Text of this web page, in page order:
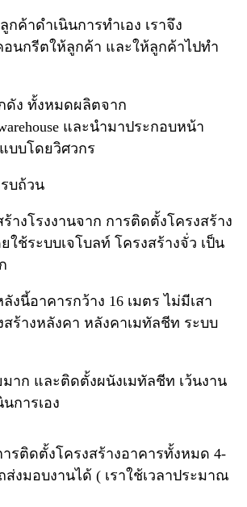
ค้าดำเนินการทำเอง เราจึง
นกรีตให้ลูกค้า และให้ลูกค้าไปทำ
ดัง ทั้งหมดผลิตจาก
และนำมาประกอบหน้า
บบโดยวิศวกร
บถ้วน
งโรงงานจาก การติดตั้งโครงสร้าง
ใช้ระบบเจโบลท์ โครงสร้างจั่ว เป็น
งนี้อาคารกว้าง 16 เมตร ไม่มีเสา
ร้างหลังคา หลังคาเมทัลชีท ระบบ
าก และติดตั้งผนังเมทัลชีท เว้นงาน
การเอง
ารติดตั้งโครงสร้างอาคารทั้งหมด 4-
งมอบงานได้ ( เราใช้เวลาประมาณ